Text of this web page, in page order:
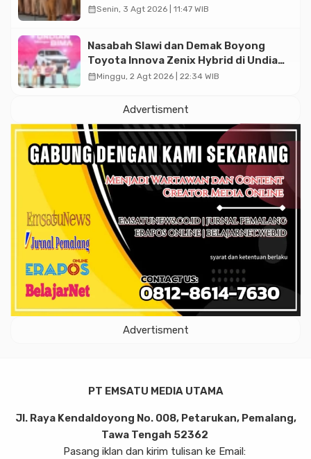
untuk Pelayanan Publik
calendar_monthSenin, 3 Agt 2026 | 11:47 WIB
Nasabah Slawi dan Demak Boyong
Toyota Innova Zenix Hybrid di Undian
Tabungan Bima Bank Jateng
calendar_monthMinggu, 2 Agt 2026 | 22:34 WIB
Advertisment
Advertisment
PT EMSATU MEDIA UTAMA
Jl. Raya Kendaldoyong No. 008, Petarukan, Pemalang,
Tawa Tengah 52362
Pasang iklan dan kirim tulisan ke Email: